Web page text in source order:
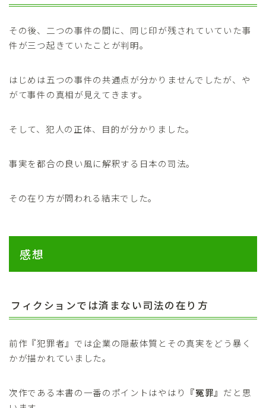
その後、二つの事件の間に、同じ印が残されていていた事
件が三つ起きていたことが判明。
はじめは五つの事件の共通点が分かりませんでしたが、や
がて事件の真相が見えてきます。
そして、犯人の正体、目的が分かりました。
事実を都合の良い風に解釈する日本の司法。
その在り方が問われる結末でした。
感想
フィクションでは済まない司法の在り方
前作『犯罪者』では企業の隠蔽体質とその真実をどう暴く
かが描かれていました。
次作である本書の一番のポイントはやはり 『冤罪』 だと思